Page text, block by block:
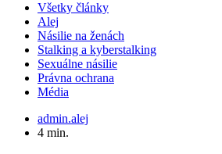
Všetky články
Alej
Násilie na ženách
Stalking a kyberstalking
Sexuálne násilie
Právna ochrana
Média
admin.alej
4 min.